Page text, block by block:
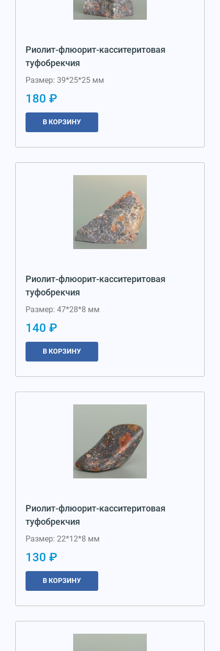
Риолит-флюорит-касситеритовая
туфобрекчия
Размер: 39*25*25 мм
180 ₽
В КОРЗИНУ
Риолит-флюорит-касситеритовая
туфобрекчия
Размер: 47*28*8 мм
140 ₽
В КОРЗИНУ
Риолит-флюорит-касситеритовая
туфобрекчия
Размер: 22*12*8 мм
130 ₽
В КОРЗИНУ